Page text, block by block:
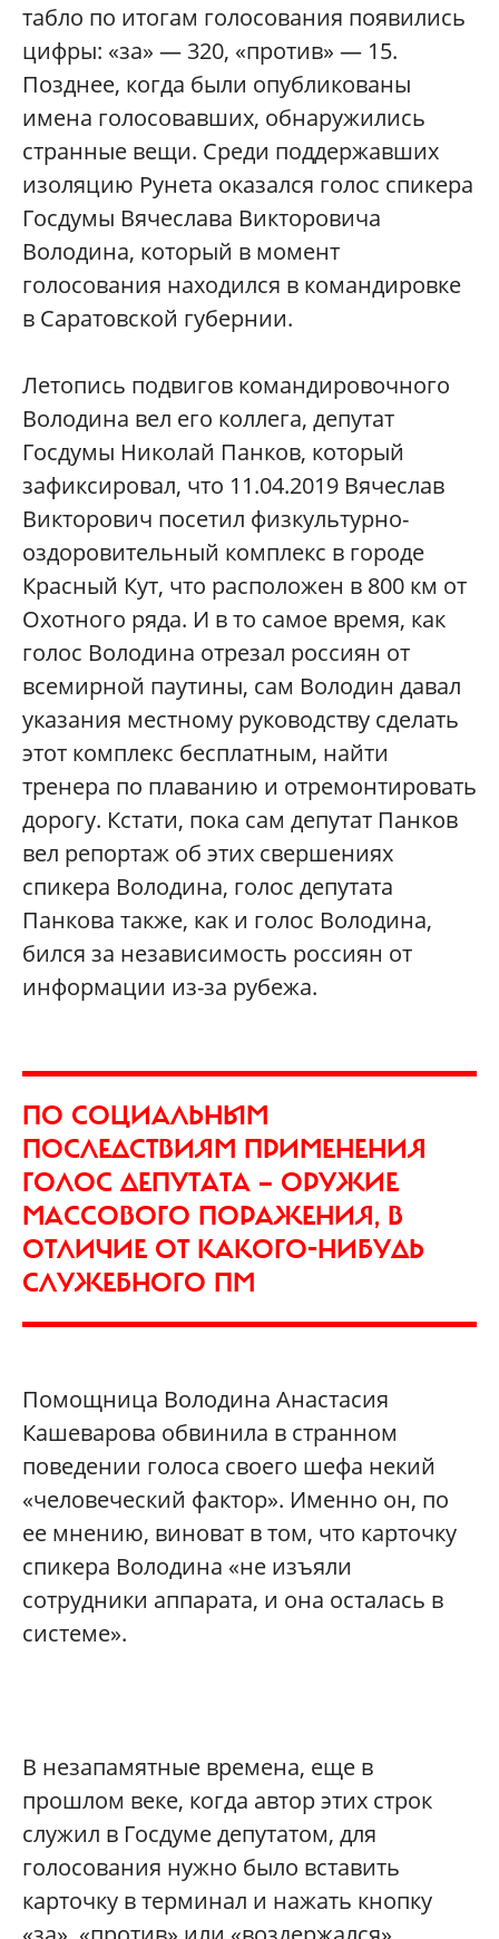
табло по итогам голосования появились
цифры: «за» — 320, «против» — 15.
Позднее, когда были опубликованы
имена голосовавших, обнаружились
странные вещи. Среди поддержавших
изоляцию Рунета оказался голос спикера
Госдумы Вячеслава Викторовича
Володина, который в момент
голосования находился в командировке
в Саратовской губернии.
Летопись подвигов командировочного
Володина вел его коллега, депутат
Госдумы Николай Панков, который
зафиксировал, что 11.04.2019 Вячеслав
Викторович посетил физкультурно-
оздоровительный комплекс в городе
Красный Кут, что расположен в 800 км от
Охотного ряда. И в то самое время, как
голос Володина отрезал россиян от
всемирной паутины, сам Володин давал
указания местному руководству сделать
этот комплекс бесплатным, найти
тренера по плаванию и отремонтировать
дорогу. Кстати, пока сам депутат Панков
вел репортаж об этих свершениях
спикера Володина, голос депутата
Панкова также, как и голос Володина,
бился за независимость россиян от
информации из-за рубежа.
ПО СОЦИАЛЬНЫМ
ПОСЛЕДСТВИЯМ ПРИМЕНЕНИЯ
ГОЛОС ДЕПУТАТА — ОРУЖИЕ
МАССОВОГО ПОРАЖЕНИЯ, В
ОТЛИЧИЕ ОТ КАКОГО-НИБУДЬ
СЛУЖЕБНОГО ПМ
Помощница Володина Анастасия
Кашеварова обвинила в странном
поведении голоса своего шефа некий
«человеческий фактор». Именно он, по
ее мнению, виноват в том, что карточку
спикера Володина «не изъяли
сотрудники аппарата, и она осталась в
системе».
В незапамятные времена, еще в
прошлом веке, когда автор этих строк
служил в Госдуме депутатом, для
голосования нужно было вставить
карточку в терминал и нажать кнопку